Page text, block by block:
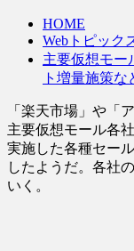
HOME
Webトピック
主要仮想モ
ト増量施策な
「楽天市場」や「
主要仮想モール各
実施した各種セー
したようだ。各社
いく。